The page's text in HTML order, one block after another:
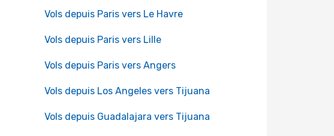
Vols depuis Paris vers Le Havre
Vols depuis Paris vers Lille
Vols depuis Paris vers Angers
Vols depuis Los Angeles vers Tijuana
Vols depuis Guadalajara vers Tijuana